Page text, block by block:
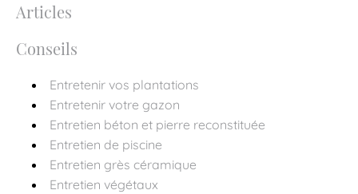
Articles
Conseils
Entretenir vos plantations
Entretenir votre gazon
Entretien béton et pierre reconstituée
Entretien de piscine
Entretien grès céramique
Entretien végétaux